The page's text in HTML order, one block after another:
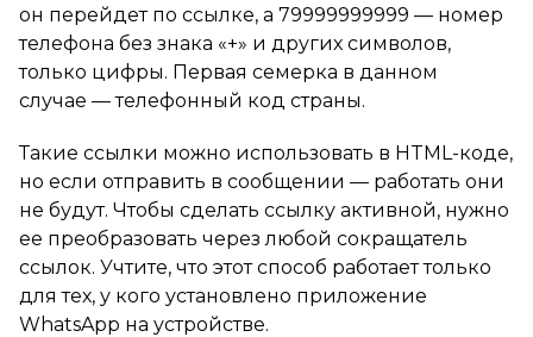
он перейдет по ссылке, а 79999999999 — номер
телефона без знака «+» и других символов,
только цифры. Первая семерка в данном
случае — телефонный код страны.
Такие ссылки можно использовать в HTML-коде,
но если отправить в сообщении — работать они
не будут. Чтобы сделать ссылку активной, нужно
ее преобразовать через любой сокращатель
ссылок. Учтите, что этот способ работает только
для тех, у кого установлено приложение
WhatsApp на устройстве.